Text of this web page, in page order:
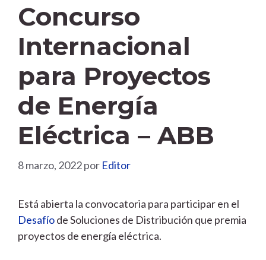
Concurso
Internacional
para Proyectos
de Energía
Eléctrica – ABB
8 marzo, 2022por Editor
Está abierta la convocatoria para participar en el
Desafíode Soluciones de Distribución que premia
proyectos de energía eléctrica.